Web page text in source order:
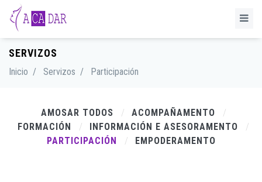
SERVIZOS
Inicio / Servizos / Participación
AMOSAR TODOS
ACOMPAÑAMENTO
FORMACIÓN
INFORMACIÓN E ASESORAMENTO
PARTICIPACIÓN
EMPODERAMENTO